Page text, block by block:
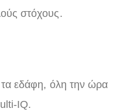
στόχους.
τα εδάφη, όλη την ώρα
IQ.